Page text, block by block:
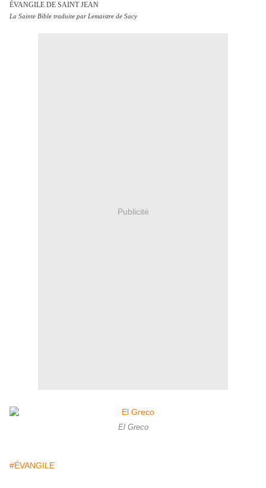
ÉVANGILE DE SAINT JEAN
La Sainte Bible traduite par Lemaistre de Sacy
Publicité
El Greco
#ÉVANGILE